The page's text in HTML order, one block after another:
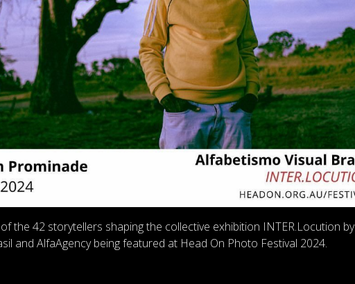
the 42 storytellers shaping the collective exhibition INTER.Locution by
and AlfaAgency being featured at Head On Photo Festival 2024.